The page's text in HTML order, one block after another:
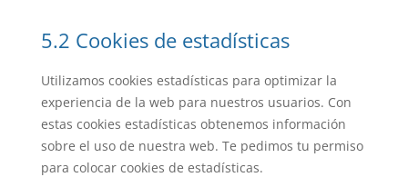
5.2 Cookies de estadísticas
Utilizamos cookies estadísticas para optimizar la
experiencia de la web para nuestros usuarios. Con
estas cookies estadísticas obtenemos información
sobre el uso de nuestra web. Te pedimos tu permiso
para colocar cookies de estadísticas.